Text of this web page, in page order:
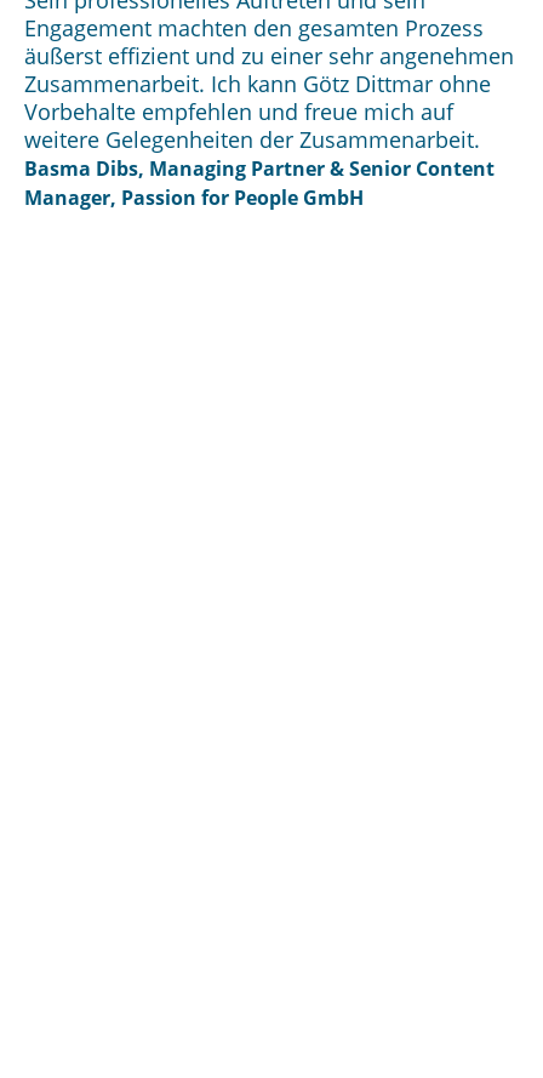
Engagement machten den gesamten Prozess
äußerst effizient und zu einer sehr angenehmen
Zusammenarbeit. Ich kann Götz Dittmar ohne
Vorbehalte empfehlen und freue mich auf
weitere Gelegenheiten der Zusammenarbeit.
Basma Dibs, Managing Partner & Senior Content
Manager, Passion for People GmbH